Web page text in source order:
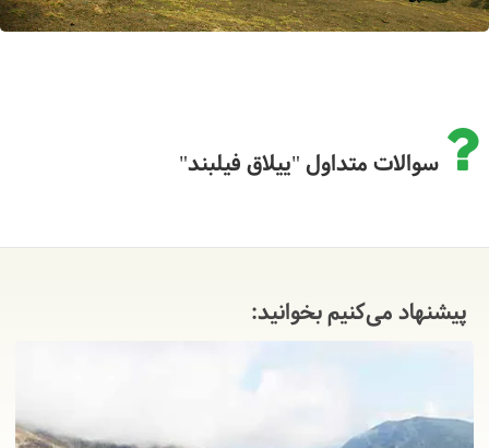
سوالات متداول "ییلاق فیلبند"
پیشنهاد می‌کنیم بخوانید: